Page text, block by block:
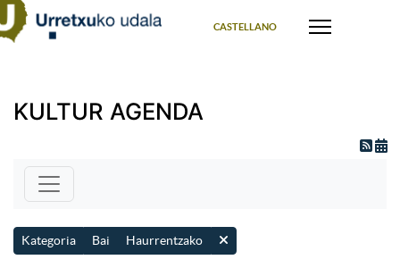
CASTELLANO
KULTUR AGENDA
Kategoria Bai Haurrentzako